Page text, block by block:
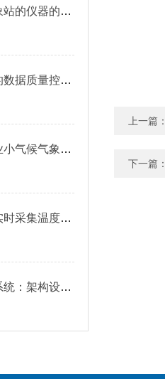
创新与实践：学校气象站的仪器的建设历程
负氧离子监测站价格的数据质量控制与验证
灾害微气候预警：农业小气候气象站，科学防范局部气象风险
高空虫情测报灯能够实时采集温度、湿度、光照强度等参数
小麦吸浆虫在线监测系统：架构设计与实时预警
上一篇
下一篇